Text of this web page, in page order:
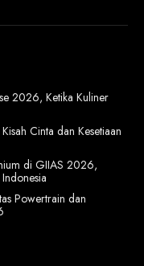
2026, Ketika Kuliner
Cinta dan Kesetiaan
di GIIAS 2026,
Powertrain dan